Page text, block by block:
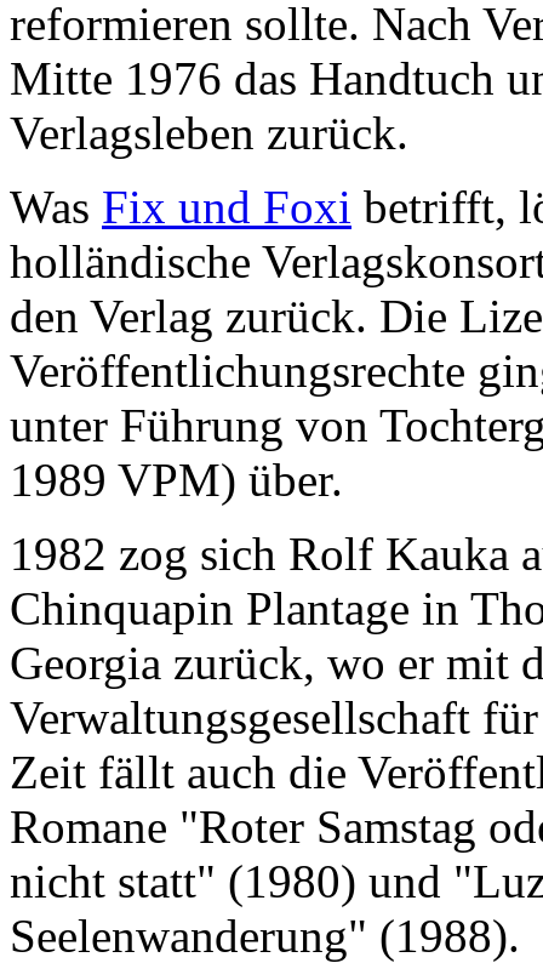
reformieren sollte. Nach
Mitte 1976 das Handtuch
Verlagsleben zurück.
Was Fix und Foxi betrifft,
holländische
den Verlag zurück. Die
Veröffentlichungsrechte
unter Führung von
1989 VPM) über.
1982 zog sich Rolf Kauka
Chinquapin Plantage in
Georgia zurück, wo er mit
Verwaltungsgesellschaft
Zeit fällt auch die
Romane "Roter Samstag
nicht statt" (1980) und
Seelenwanderung" (1988).